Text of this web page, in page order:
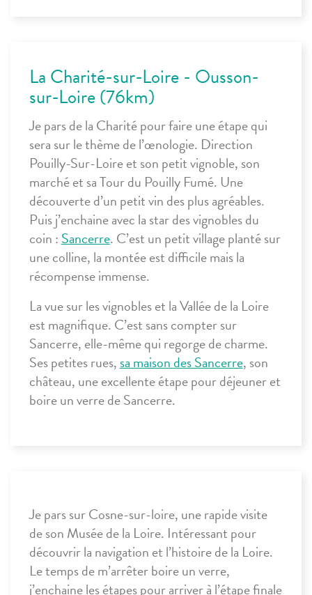
La Charité-sur-Loire - Ousson-
sur-Loire (76km)
Je pars de la Charitépour faire une étape qui
sera sur le thème de l’œnologie. Direction
Pouilly-Sur-Loireet son petit vignoble, son
marché et sa Tour du Pouilly Fumé. Une
découverte d’un petit vin des plus agréables.
Puis j’enchaine avec la star des vignobles du
coin :Sancerre. C’est un petit village planté sur
une colline, la montée est difficile mais la
récompense immense.
La vue sur les vignobles et la Vallée de la Loire
est magnifique. C’est sans compter sur
Sancerre, elle-même qui regorge de charme.
Ses petites rues,sa maison des Sancerre, son
château, une excellente étape pour déjeuner et
boire un verre de Sancerre.
Je pars surCosne-sur-loire, une rapide visite
de son Musée de la Loire. Intéressant pour
découvrir la navigation et l’histoire de la Loire.
Le temps de m’arrêter boire un verre,
j’enchaine les étapes pour arriver à l’étape finale